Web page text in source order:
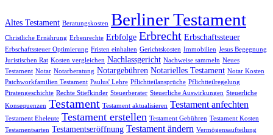
Altes Testament Beratungskosten Berliner Testament
Christliche Ernährung Erbenrechte Erbfolge Erbrecht Erbschaftssteuer
Erbschaftssteuer Optimierung Fristen einhalten Gerichtskosten Immobilien Jesus Begegnung
Juristischen Rat Kosten vergleichen Nachlassgericht Nachweise sammeln Neues
Testament Notar Notarberatung Notargebühren Notarielles Testament Notar Kosten
Patchworkfamilien Testament Paulus' Lehre Pflichtteilansprüche Pflichtteilregelung
Piratengeschichte Rechte Stiefkinder Steuerberater Steuerliche Auswirkungen Steuerliche
Konsequenzen Testament Testament aktualisieren Testament anfechten
Testament Eheleute Testament erstellen Testament Gebühren Testament Kosten
Testamentsarten Testamentseröffnung Testament ändern Vermögensaufteilung